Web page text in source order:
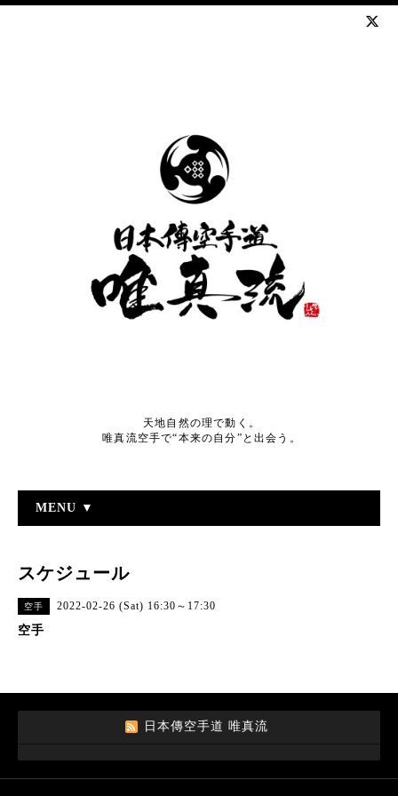
天地自然の理で動く。
唯真流空手で“本来の自分”と出会う。
MENU ▼
スケジュール
空手 2022-02-26 (Sat) 16:30～17:30
空手
日本傳空手道 唯真流